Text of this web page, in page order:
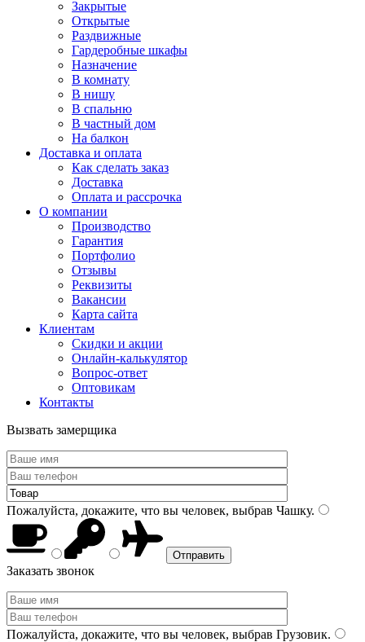
Закрытые
Открытые
Раздвижные
Гардеробные шкафы
Назначение
В комнату
В нишу
В спальню
В частный дом
На балкон
Доставка и оплата
Как сделать заказ
Доставка
Оплата и рассрочка
О компании
Производство
Гарантия
Портфолио
Отзывы
Реквизиты
Вакансии
Карта сайта
Клиентам
Скидки и акции
Онлайн-калькулятор
Вопрос-ответ
Оптовикам
Контакты
Вызвать замерщика
Пожалуйста, докажите, что вы человек, выбрав Чашку.
Заказать звонок
Пожалуйста, докажите, что вы человек, выбрав Грузовик.